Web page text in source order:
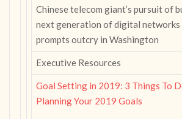
Chinese telecom giant’s pursuit of
next generation of digital networks
prompts outcry in Washington
Executive Resources
Goal Setting in 2019: 3 Things To
Planning Your 2019 Goals